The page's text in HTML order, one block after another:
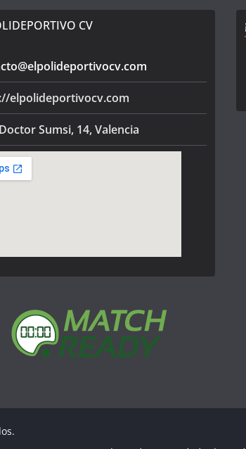
CV
elpolideportivocv.com
Sumsi, 14, Valencia